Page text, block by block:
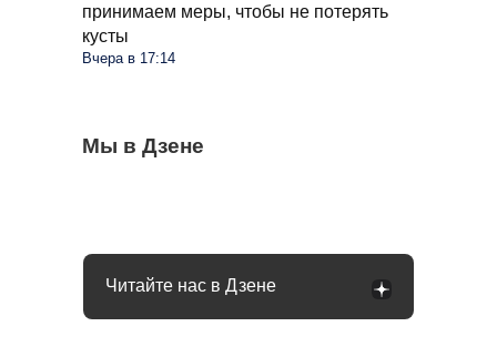
принимаем меры, чтобы не потерять
кусты
Вчера в 17:14
Мы в Дзене
Какое общение с гаишником неминуемо
приведет к конфликту: рассказал юрист
Может ли пассажир с верхней полки
Стиралка больше не прыгает по полу как
Читайте нас в Дзене